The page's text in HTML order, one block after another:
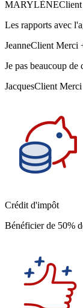
MARYLÈNE
Les rapports avec
JeanneClient Merci
Je pas beaucoup de
JacquesClient
Crédit d'impôt
Bénéficier de 50%